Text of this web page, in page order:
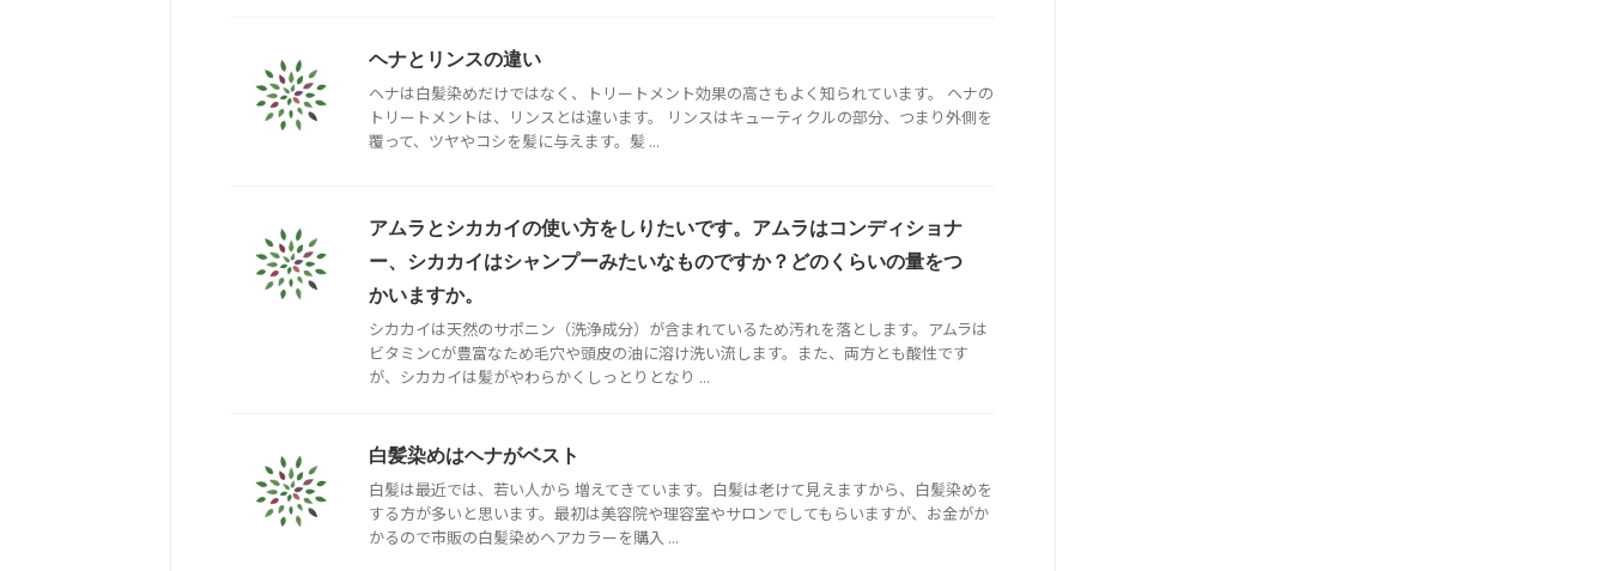
ヘナとリンスの違い
ヘナは白髪染めだけではなく、トリートメント効果の高さもよく知られています。 ヘナの
トリートメントは、リンスとは違います。 リンスはキューティクルの部分、つまり外側を
覆って、ツヤやコシを髪に与えます。髪 ...
アムラとシカカイの使い方をしりたいです。アムラはコンディショナ
ー、シカカイはシャンプーみたいなものですか？どのくらいの量をつ
かいますか。
シカカイは天然のサポニン（洗浄成分）が含まれているため汚れを落とします。アムラは
ビタミンCが豊富なため毛穴や頭皮の油に溶け洗い流します。また、両方とも酸性です
が、シカカイは髪がやわらかくしっとりとなり ...
白髪染めはヘナがベスト
白髪は最近では、若い人から 増えてきています。白髪は老けて見えますから、白髪染めを
する方が多いと思います。最初は美容院や理容室やサロンでしてもらいますが、お金がか
かるので市販の白髪染めヘアカラーを購入 ...